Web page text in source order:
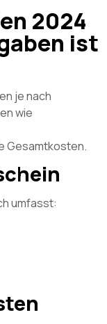
2024
ist
je nach
wie
Gesamtkosten.
umfasst: